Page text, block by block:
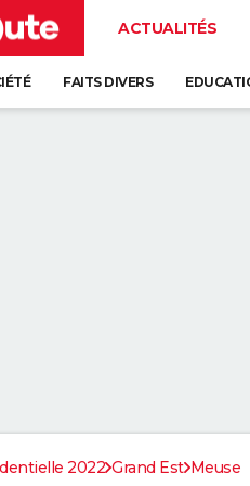
ACTUALITÉS
FAITS DIVERS
2022 Grand Est Meuse